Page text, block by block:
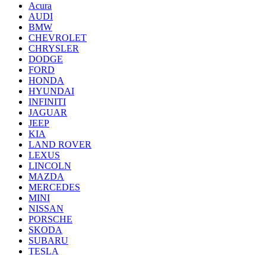
Acura
AUDI
BMW
CHEVROLET
CHRYSLER
DODGE
FORD
HONDA
HYUNDAI
INFINITI
JAGUAR
JEEP
KIA
LAND ROVER
LEXUS
LINCOLN
MAZDA
MERCEDES
MINI
NISSAN
PORSCHE
SKODA
SUBARU
TESLA